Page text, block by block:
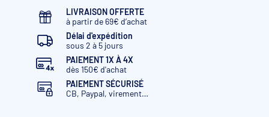
Fi 200 Triphasé 80-110 m3
Fi 200 Monophasé 80-110 m3
Fi 300 Triphasé 110-150m3
LIVRAISON OFFERTE
à partir de 69€ d’achat
Délai d'expédition
sous 2 à 5 jours
PAIEMENT 1X À 4X
dès 150€ d'achat
PAIEMENT SÉCURISÉ
CB, Paypal, virement…